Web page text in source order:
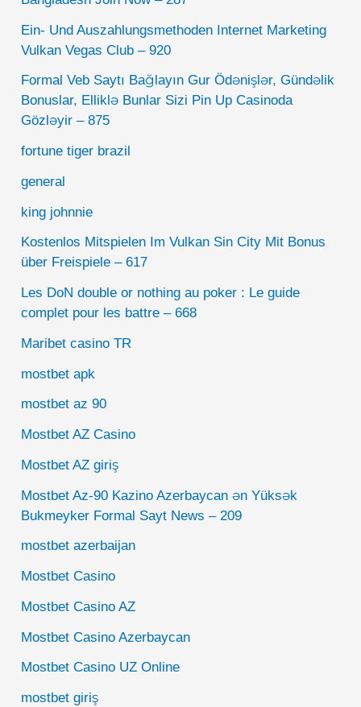
Ein- Und Auszahlungsmethoden Internet Marketing
Vulkan Vegas Club – 920
Formal Veb Saytı Bağlayın️ Gur Ödənişlər, Gündəlik
Bonuslar, Elliklə Bunlar Sizi Pin Up Casinoda
Gözləyir – 875
fortune tiger brazil
general
king johnnie
Kostenlos Mitspielen Im Vulkan Sin City Mit Bonus
über Freispiele – 617
Les DoN double or nothing au poker : Le guide
complet pour les battre – 668
Maribet casino TR
mostbet apk
mostbet az 90
Mostbet AZ Casino
Mostbet AZ giriş
Mostbet Az-90 Kazino Azerbaycan ən Yüksək
Bukmeyker Formal Sayt News – 209
mostbet azerbaijan
Mostbet Casino
Mostbet Casino AZ
Mostbet Casino Azerbaycan
Mostbet Casino UZ Online
mostbet giriş